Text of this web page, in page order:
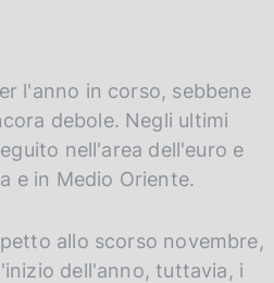
l'anno in corso, sebbene
debole. Negli ultimi
nell'area dell'euro e
e in Medio Oriente.
allo scorso novembre,
dell'anno, tuttavia, i